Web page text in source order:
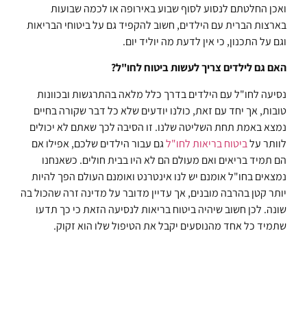
ואכן החלטתם לנסוע לסוף שבוע באירופה או לכמה שבועות
בארצות הברית עם הילדים, חשוב להקפיד גם על ביטוחי הבריאות
וגם על התכנון, כי אין לדעת מה יוליד יום.
האם גם לילדים צריך לעשות ביטוח לחו"ל?
נסיעה לחו"ל עם הילדים בדרך כלל מלאה בהתרגשות ובכוונות
טובות, אך יחד עם זאת, כולנו יודעים שלא כל דבר שקורה בחיים
נמצא באמת תחת השליטה שלנו. זו הסיבה לכך שאתם לא יכולים
לוותר עלביטוח בריאות לחו"לגם עבור הילדים שלכם, אפילו אם
הם תמיד בריאים ואם מעולם הם לא היו בבית חולים. כשאנחנו
נמצאים בחו"ל אומנם יש לנו אינטרנט ואומנם העולם הפך להיות
יותר קטן בהרבה מובנים, אך עדיין מדובר על מדינה זרה שהכול בה
שונה. לכן חשוב שיהיה ביטוח בריאות לנסיעה הזאת כי כך תדעו
שתמיד כל אחד מהנוסעים יקבל את הטיפול שלו הוא זקוק.